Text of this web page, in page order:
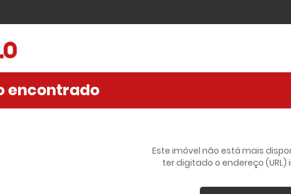
Home
Locação
encontrado
Este imóvel não está mais
ter digitado o endereço